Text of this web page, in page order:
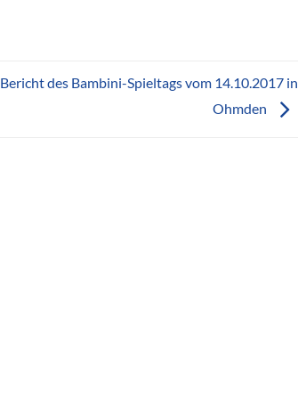
Bericht des Bambini-Spieltags vom 14.10.2017 in
Ohmden